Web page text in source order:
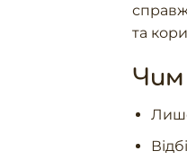
та
Чим